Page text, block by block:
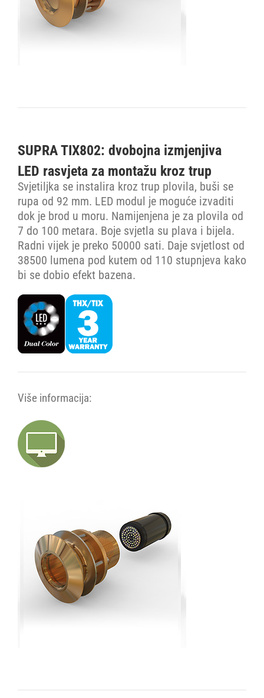
SUPRA TIX802: dvobojna izmjenjiva
LED rasvjeta za montažu kroz trup
Svjetiljka se instalira kroz trup plovila, buši se
rupa od 92 mm. LED modul je moguće izvaditi
dok je brod u moru. Namijenjena je za plovila od
7 do 100 metara. Boje svjetla su plava i bijela.
Radni vijek je preko 50000 sati. Daje svjetlost od
38500 lumena pod kutem od 110 stupnjeva kako
bi se dobio efekt bazena.
Više informacija: